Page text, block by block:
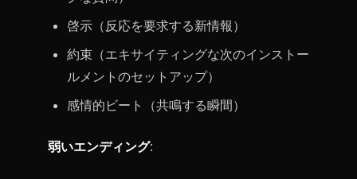
啓示（反応を要求する新情報）
約束（エキサイティングな次のインストー
ルメントのセットアップ）
感情的ビート（共鳴する瞬間）
弱いエンディング: